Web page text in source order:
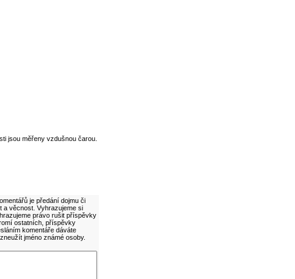
jsou měřeny vzdušnou čarou.
je předání dojmu či
a věcnost. Vyhrazujeme si
právo rušit příspěvky
ostatních, příspěvky
komentáře dáváte
jméno známé osoby.